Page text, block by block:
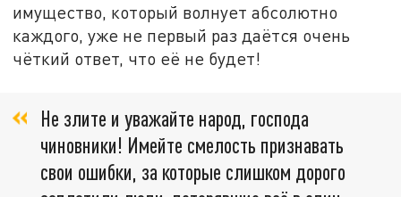
имущество, который волнует абсолютно
каждого, уже не первый раз даётся очень
чёткий ответ, что её не будет!
Не злите и уважайте народ, господа
чиновники! Имейте смелость признавать
свои ошибки, за которые слишком дорого